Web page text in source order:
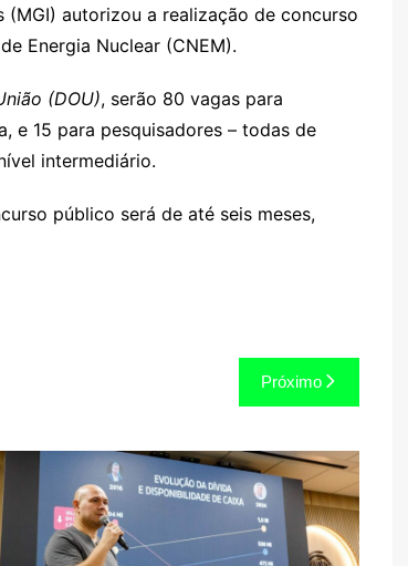
s
s
a
g
e
lo
o
k.
c
o
m
y
p
e
h
o
o
M
ai
l
e
a
d
s
ai
l
ar
autorizou a realização de concurso
Energia Nuclear (CNEM).
(DOU), serão 80 vagas para
e 15 para pesquisadores – todas de
intermediário.
público será de até seis meses,
Próximo